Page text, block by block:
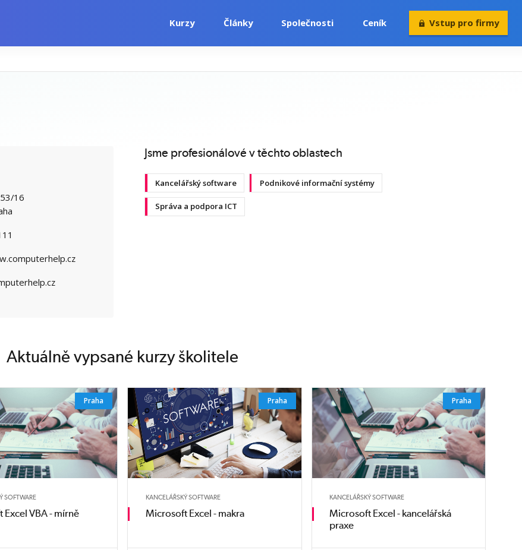
Kurzy Články Společnosti Ceník Vstup pro firmy
16
Jsme profesionálové v těchto oblastech
Kancelářský software Podnikové informační systémy
Správa a podpora ICT
Aktuálně vypsané kurzy školitele
Praha
SOFTWARE
VBA - mírně
Praha
KANCELÁŘSKÝ SOFTWARE
Microsoft Excel - makra
Praha
KANCELÁŘSKÝ SOFTWARE
Microsoft Excel - kancelářská
praxe